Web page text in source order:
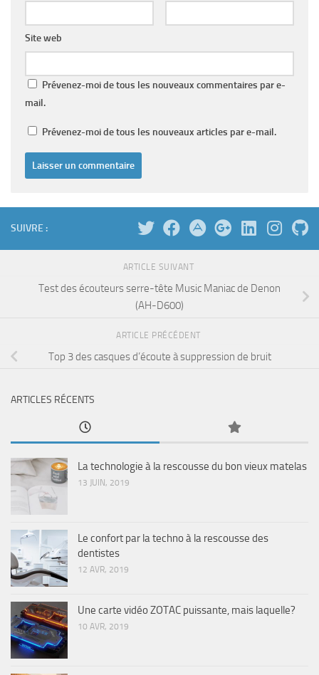
Site web
Prévenez-moi de tous les nouveaux commentaires par e-
mail.
Prévenez-moi de tous les nouveaux articles par e-mail.
SUIVRE :
ARTICLE SUIVANT
Test des écouteurs serre-tête Music Maniac de Denon
(AH-D600)
ARTICLE PRÉCÉDENT
Top 3 des casques d’écoute à suppression de bruit
ARTICLES RÉCENTS
La technologie à la rescousse du bon vieux matelas
13 JUIN, 2019
Le confort par la techno à la rescousse des
dentistes
12 AVR, 2019
Une carte vidéo ZOTAC puissante, mais laquelle?
10 AVR, 2019